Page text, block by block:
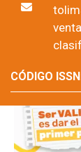
Los permisos
quedaron
hasta las
como parte de
posesión